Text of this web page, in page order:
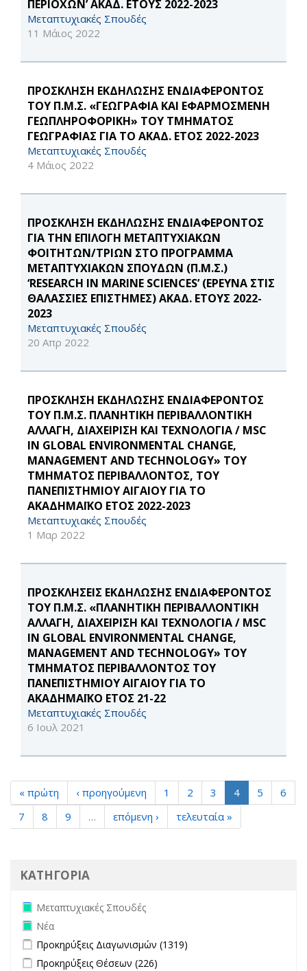
ΠΕΡΙΟΧΩΝ’ ΑΚΑΔ. ΕΤΟΥΣ 2022-2023
Μεταπτυχιακές Σπουδές
11 Μάιος 2022
ΠΡΟΣΚΛΗΣΗ ΕΚΔΗΛΩΣΗΣ ΕΝΔΙΑΦΕΡΟΝΤΟΣ
ΤΟΥ Π.Μ.Σ. «ΓΕΩΓΡΑΦΙΑ ΚΑΙ ΕΦΑΡΜΟΣΜΕΝΗ
ΓΕΩΠΛΗΡΟΦΟΡΙΚΗ» ΤΟΥ ΤΜΗΜΑΤΟΣ
ΓΕΩΓΡΑΦΙΑΣ ΓΙΑ ΤΟ ΑΚΑΔ. ΕΤΟΣ 2022-2023
Μεταπτυχιακές Σπουδές
4 Μάιος 2022
ΠΡΟΣΚΛΗΣΗ ΕΚΔΗΛΩΣΗΣ ΕΝΔΙΑΦΕΡΟΝΤΟΣ
ΓΙΑ ΤΗΝ ΕΠΙΛΟΓΗ ΜΕΤΑΠΤΥΧΙΑΚΩΝ
ΦΟΙΤΗΤΩΝ/ΤΡΙΩΝ ΣΤΟ ΠΡΟΓΡΑΜΜΑ
ΜΕΤΑΠΤΥΧΙΑΚΩΝ ΣΠΟΥΔΩΝ (Π.Μ.Σ.)
‘RESEARCH IN MARINE SCIENCES’ (ΕΡΕΥΝΑ ΣΤΙΣ
ΘΑΛΑΣΣΙΕΣ ΕΠΙΣΤΗΜΕΣ) ΑΚΑΔ. ΕΤΟΥΣ 2022-
2023
Μεταπτυχιακές Σπουδές
20 Απρ 2022
ΠΡΟΣΚΛΗΣΗ ΕΚΔΗΛΩΣΗΣ ΕΝΔΙΑΦΕΡΟΝΤΟΣ
ΤΟΥ Π.Μ.Σ. ΠΛΑΝΗΤΙΚΗ ΠΕΡΙΒΑΛΛΟΝΤΙΚΗ
ΑΛΛΑΓΗ, ΔΙΑΧΕΙΡΙΣΗ ΚΑΙ ΤΕΧΝΟΛΟΓΙΑ / MSC
IN GLOBAL ENVIRONMENTAL CHANGE,
MANAGEMENT AND TECHNOLOGY» ΤΟΥ
ΤΜΗΜΑΤΟΣ ΠΕΡΙΒΑΛΛΟΝΤΟΣ, ΤΟΥ
ΠΑΝΕΠΙΣΤΗΜΙΟΥ ΑΙΓΑΙΟΥ ΓΙΑ ΤΟ
ΑΚΑΔΗΜΑΪΚΟ ΕΤΟΣ 2022-2023
Μεταπτυχιακές Σπουδές
1 Μαρ 2022
ΠΡΟΣΚΛΗΣΕΙΣ ΕΚΔΗΛΩΣΗΣ ΕΝΔΙΑΦΕΡΟΝΤΟΣ
ΤΟΥ Π.Μ.Σ. «ΠΛΑΝΗΤΙΚΗ ΠΕΡΙΒΑΛΛΟΝΤΙΚΗ
ΑΛΛΑΓΗ, ΔΙΑΧΕΙΡΙΣΗ ΚΑΙ ΤΕΧΝΟΛΟΓΙΑ / MSC
IN GLOBAL ENVIRONMENTAL CHANGE,
MANAGEMENT AND TECHNOLOGY» ΤΟΥ
ΤΜΗΜΑΤΟΣ ΠΕΡΙΒΑΛΛΟΝΤΟΣ ΤΟΥ
ΠΑΝΕΠΙΣΤΗΜΙΟΥ ΑΙΓΑΙΟΥ ΓΙΑ ΤΟ
ΑΚΑΔΗΜΑΪΚΟ ΕΤΟΣ 21-22
Μεταπτυχιακές Σπουδές
6 Ιουλ 2021
« πρώτη ‹ προηγούμενη 1 2 3 4 5
6
7
8 9 … επόμενη › τελευταία »
ΚΑΤΗΓΟΡΙΑ
Remove Μεταπτυχιακές Σπουδές filter
Μεταπτυχιακές Σπουδές
Remove Νέα filter
Νέα
Apply Προκηρύξεις Διαγωνισμών filter
Προκηρύξεις Διαγωνισμών (1319)
Apply Προκηρύξεις Θέσεων filter
Προκηρύξεις Θέσεων (226)